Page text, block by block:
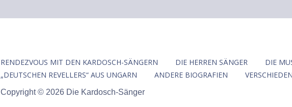
RENDEZVOUS MIT DEN KARDOSCH-SÄNGERN DIE HERREN SÄNGER
DIE
„DEUTSCHEN REVELLERS“ AUS UNGARN
ANDERE BIOGRAFIEN
Copyright © 2026 Die Kardosch-Sänger